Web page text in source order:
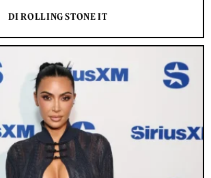
DI ROLLING STONE IT